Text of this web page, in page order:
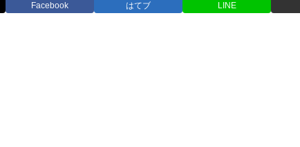
Facebook はてブ LINE